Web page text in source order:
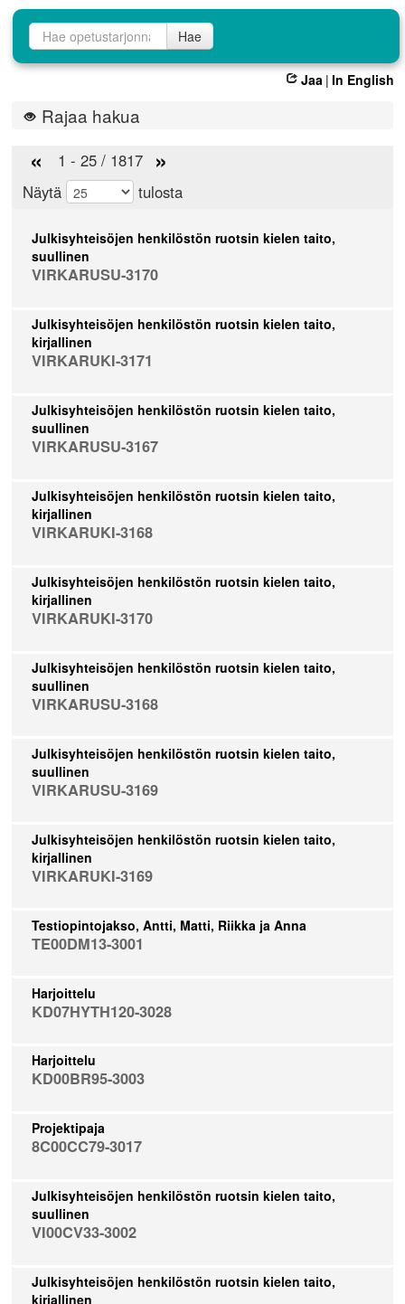
Opetustarjontahaku
Hae
Jaa | In English
Rajaa hakua
« 1 - 25 / 1817 »
Näytä tulosta
Julkisyhteisöjen henkilöstön ruotsin kielen taito,
suullinen
VIRKARUSU-3170
Julkisyhteisöjen henkilöstön ruotsin kielen taito,
kirjallinen
VIRKARUKI-3171
Julkisyhteisöjen henkilöstön ruotsin kielen taito,
suullinen
VIRKARUSU-3167
Julkisyhteisöjen henkilöstön ruotsin kielen taito,
kirjallinen
VIRKARUKI-3168
Julkisyhteisöjen henkilöstön ruotsin kielen taito,
kirjallinen
VIRKARUKI-3170
Julkisyhteisöjen henkilöstön ruotsin kielen taito,
suullinen
VIRKARUSU-3168
Julkisyhteisöjen henkilöstön ruotsin kielen taito,
suullinen
VIRKARUSU-3169
Julkisyhteisöjen henkilöstön ruotsin kielen taito,
kirjallinen
VIRKARUKI-3169
Testiopintojakso, Antti, Matti, Riikka ja Anna
TE00DM13-3001
Harjoittelu
KD07HYTH120-3028
Harjoittelu
KD00BR95-3003
Projektipaja
8C00CC79-3017
Julkisyhteisöjen henkilöstön ruotsin kielen taito,
suullinen
VI00CV33-3002
Julkisyhteisöjen henkilöstön ruotsin kielen taito,
kirjallinen